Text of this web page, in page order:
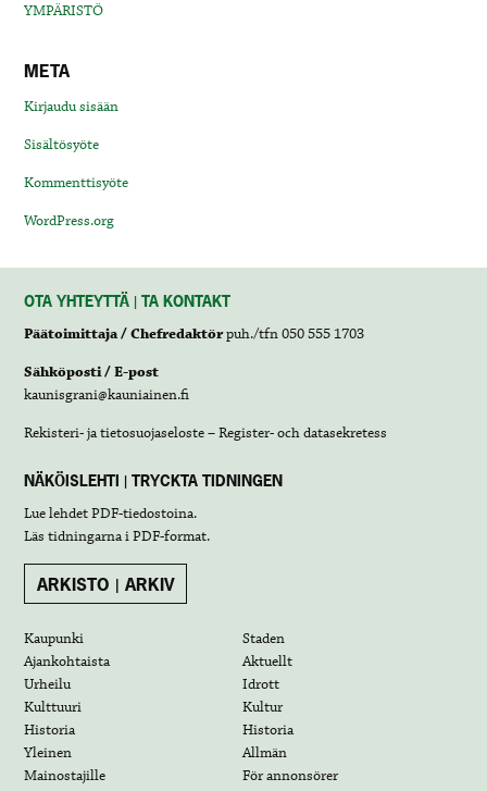
YMPÄRISTÖ
META
Kirjaudu sisään
Sisältösyöte
Kommenttisyöte
WordPress.org
OTA YHTEYTTÄ | TA KONTAKT
Päätoimittaja / Chefredaktörpuh./tfn 050 555 1703
Sähköposti / E-post
kaunisgrani@kauniainen.fi
Rekisteri- ja tietosuojaseloste – Register- och datasekretess
NÄKÖISLEHTI | TRYCKTA TIDNINGEN
Lue lehdetPDF-tiedostoina.
Läs tidningarna iPDF-format.
ARKISTO | ARKIV
Kaupunki
Staden
Ajankohtaista
Aktuellt
Urheilu
Idrott
Kulttuuri
Kultur
Historia
Historia
Yleinen
Allmän
Mainostajille
För annonsörer